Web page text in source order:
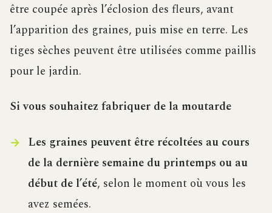
être coupée après l’éclosion des fleurs, avant
l’apparition des graines, puis mise en terre. Les
tiges sèches peuvent être utilisées comme paillis
pour le jardin.
Si vous souhaitez fabriquer de la moutarde
Les graines peuvent être récoltées au cours
de la dernière semaine du printemps ou au
début de l’été, selon le moment où vous les
avez semées.